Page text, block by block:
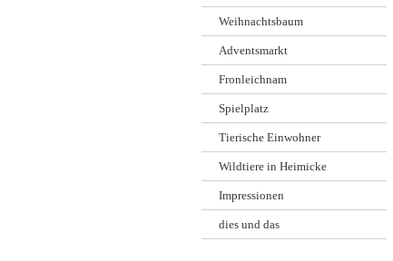
Weihnachtsbaum
Adventsmarkt
Fronleichnam
Spielplatz
Tierische Einwohner
Wildtiere in Heimicke
Impressionen
dies und das